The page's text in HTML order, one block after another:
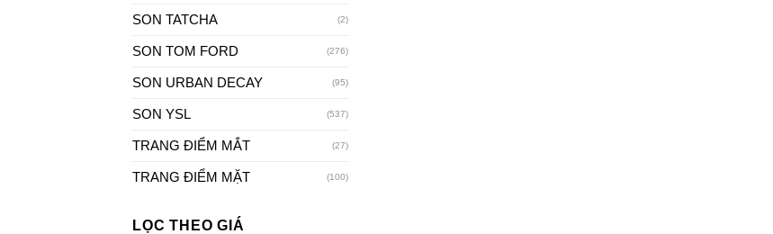
SON TATCHA (2)
SON TOM FORD (276)
SON URBAN DECAY (95)
SON YSL (537)
TRANG ĐIỂM MẮT (27)
TRANG ĐIỂM MẶT (100)
LỌC THEO GIÁ